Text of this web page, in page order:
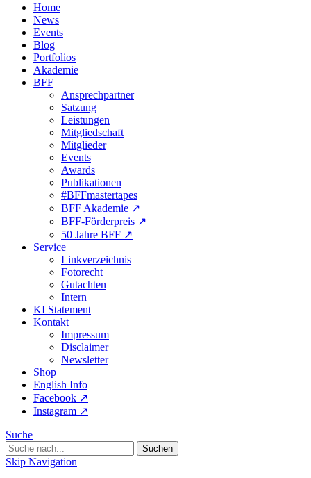
Home
News
Events
Blog
Portfolios
Akademie
BFF
Ansprechpartner
Satzung
Leistungen
Mitgliedschaft
Mitglieder
Events
Awards
Publikationen
#BFFmastertapes
BFF Akademie ↗︎
BFF-Förderpreis ↗︎
50 Jahre BFF ↗︎
Service
Linkverzeichnis
Fotorecht
Gutachten
Intern
KI Statement
Kontakt
Impressum
Disclaimer
Newsletter
Shop
English Info
Facebook ↗︎
Instagram ↗︎
Suche
Skip Navigation